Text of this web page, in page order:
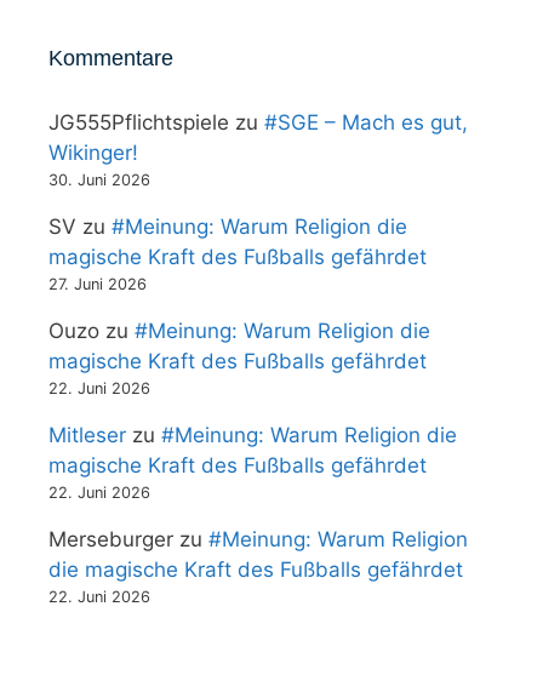
Kommentare
JG555Pflichtspiele zu #SGE – Mach es gut,
Wikinger!
30. Juni 2026
SV zu #Meinung: Warum Religion die
magische Kraft des Fußballs gefährdet
27. Juni 2026
Ouzo zu #Meinung: Warum Religion die
magische Kraft des Fußballs gefährdet
22. Juni 2026
Mitleser zu #Meinung: Warum Religion die
magische Kraft des Fußballs gefährdet
22. Juni 2026
Merseburger zu #Meinung: Warum Religion
die magische Kraft des Fußballs gefährdet
22. Juni 2026